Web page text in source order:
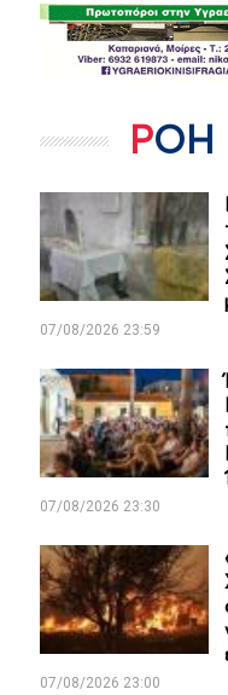
07/08/2026 23:59
07/08/2026 23:30
07/08/2026 23:00